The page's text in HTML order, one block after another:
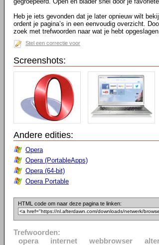
Heb je iets gevonden dat je later opnieuw wilt
ordent je pagina’s in een eenvoudig overzicht.
zoek met trefwoorden naar wat je hebt
Stel een correctie voor
Screenshots:
Andere edities:
Opera
Opera (PortableApps)
Opera (64-bit)
Opera Portable
HTML code om naar deze pagina te linken:
Trefwoorden:
opera
internet webbrowser